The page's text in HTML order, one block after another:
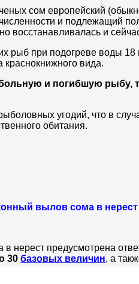
сом европейский
и подлежащий
восстанавливалась и
рыб при подогреве воды
краснокнижного вида.
и погибшую
угодий, что в
обитания.
вылов сома в нерест
в нерест предусмотрена
30 базовых величин, а